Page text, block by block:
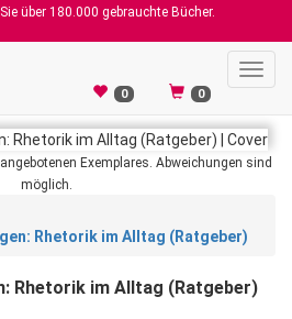
über 180.000 gebrauchte Bücher.
0 0
Exemplares. Abweichungen sind
möglich.
Rhetorik im Alltag (Ratgeber)
Rhetorik im Alltag (Ratgeber)